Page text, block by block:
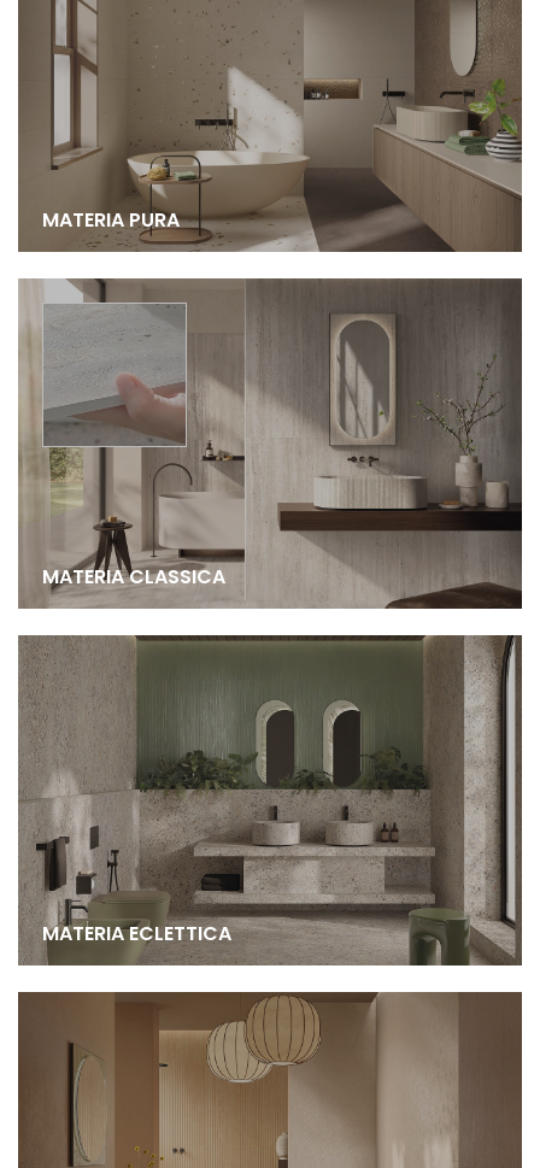
MATERIA PURA
MATERIA CLASSICA
MATERIA ECLETTICA